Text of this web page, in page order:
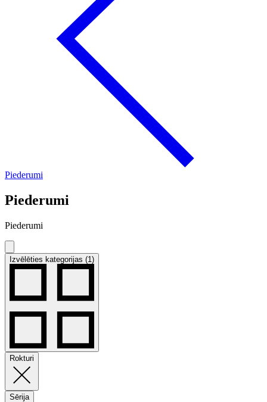
Piederumi
Piederumi
Piederumi
Izvēlēties kategorijas (1)
Rokturi
Sērija